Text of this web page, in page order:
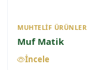
MUHTELIF ÜRÜNLER
Muf Matik
İncele